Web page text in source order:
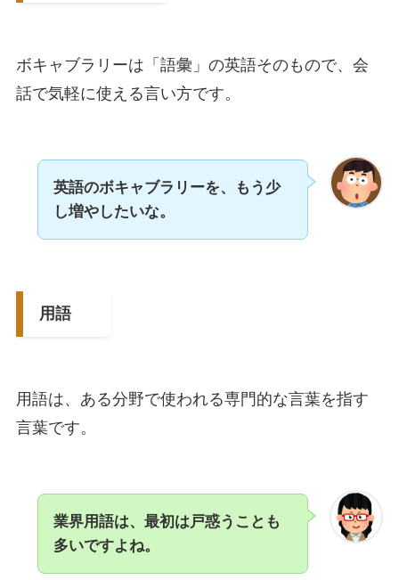
ボキャブラリーは「語彙」の英語そのもので、会
話で気軽に使える言い方です。
英語のボキャブラリーを、もう少
し増やしたいな。
用語
用語は、ある分野で使われる専門的な言葉を指す
言葉です。
業界用語は、最初は戸惑うことも
多いですよね。